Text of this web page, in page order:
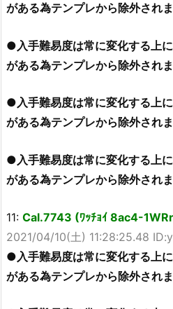
がある為テンプレから除外され
●入手難易度は常に変化する上
がある為テンプレから除外され
●入手難易度は常に変化する上
がある為テンプレから除外され
●入手難易度は常に変化する上
がある為テンプレから除外され
11: Cal.7743 (ﾜｯﾁｮｲ 8ac4-
2021/04/10(土) 11:28:25.48
●入手難易度は常に変化する上
がある為テンプレから除外され